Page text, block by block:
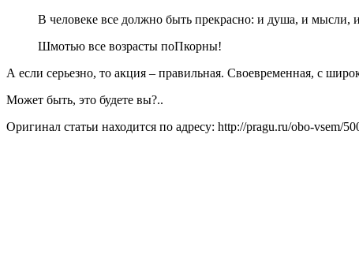
В человеке все должно быть прекрасно: и душа, и мысли,
Шмотью все возрасты поПкорны!
А если серьезно, то акция – правильная. Своевременная, с
Может быть, это будете вы?..
Оригинал статьи находится по адресу: http://pragu.ru/obo-vsem/